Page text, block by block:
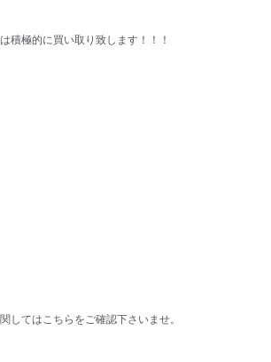
積極的に買い取り致します！！！
してはこちらをご確認下さいませ。